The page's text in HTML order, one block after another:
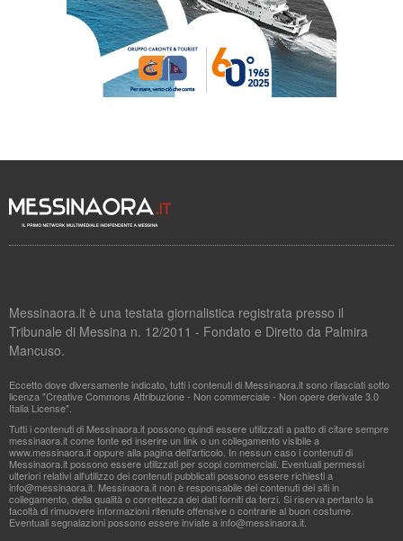
Messinaora.it è una testata giornalistica registrata presso il
Tribunale di Messina n. 12/2011 - Fondato e Diretto da Palmira
Mancuso.
Eccetto dove diversamente indicato, tutti i contenuti di Messinaora.it sono rilasciati sotto
licenza "Creative Commons Attribuzione - Non commerciale - Non opere derivate 3.0
Italia License".
Tutti i contenuti di Messinaora.it possono quindi essere utilizzati a patto di citare sempre
messinaora.it come fonte ed inserire un link o un collegamento visibile a
www.messinaora.it oppure alla pagina dell'articolo. In nessun caso i contenuti di
Messinaora.it possono essere utilizzati per scopi commerciali. Eventuali permessi
ulteriori relativi all'utilizzo dei contenuti pubblicati possono essere richiesti a
info@messinaora.it . Messinaora.it non è responsabile dei contenuti dei siti in
collegamento, della qualità o correttezza dei dati forniti da terzi. Si riserva pertanto la
facoltà di rimuovere informazioni ritenute offensive o contrarie al buon costume.
Eventuali segnalazioni possono essere inviate ainfo@messinaora.it